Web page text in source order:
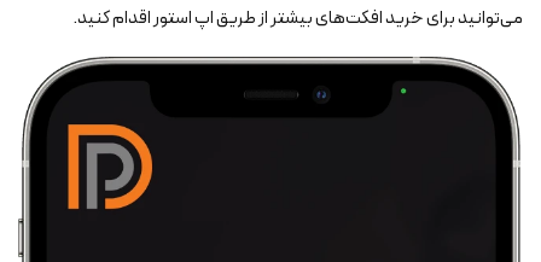
می‌توانید برای خرید افکت‌های بیشتر از طریق اپ استور اقدام کنید.